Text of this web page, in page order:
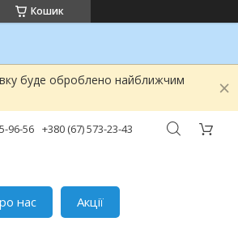
Кошик
буде оброблено найближчим
96-56 +380 (67) 573-23-43
нас Акції